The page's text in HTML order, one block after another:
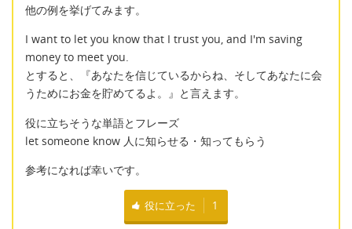
他の例を挙げてみます。
I want to let you know that I trust you, and I'm saving
money to meet you.
とすると、『あなたを信じているからね、そしてあなたに会
うためにお金を貯めてるよ。』と言えます。
役に立ちそうな単語とフレーズ
let someone know 人に知らせる・知ってもらう
参考になれば幸いです。
役に立った 1